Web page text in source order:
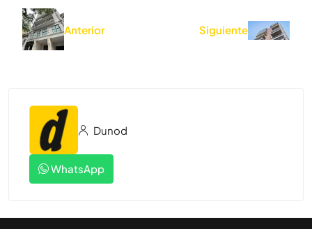
Anterior Siguiente
Dunod
WhatsApp